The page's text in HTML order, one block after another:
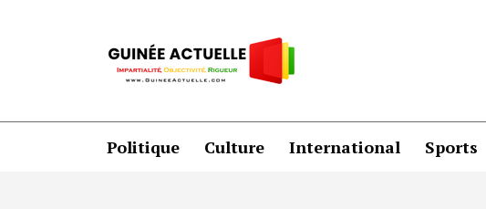
Politique Culture International Sports